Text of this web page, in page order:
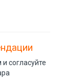
согласуйте